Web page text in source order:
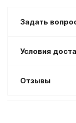
Задать
Условия
Отзывы